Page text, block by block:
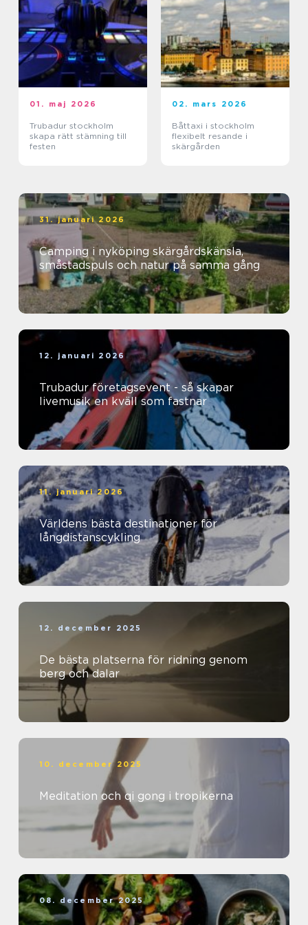
01. maj 2026
Trubadur stockholm
skapa rätt stämning till
festen
02. mars 2026
Båttaxi i stockholm
flexibelt resande i
skärgården
31. januari 2026
Camping i nyköping skärgårdskänsla,
småstadspuls och natur på samma gång
12. januari 2026
Trubadur företagsevent - så skapar
livemusik en kväll som fastnar
11. januari 2026
Världens bästa destinationer för
långdistanscykling
12. december 2025
De bästa platserna för ridning genom
berg och dalar
10. december 2025
Meditation och qi gong i tropikerna
08. december 2025